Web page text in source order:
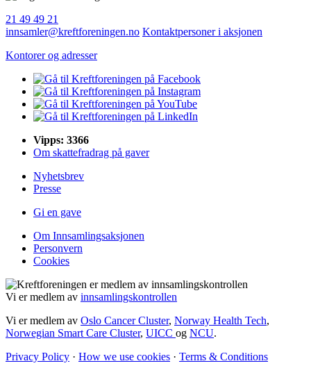
21 49 49 21
innsamler@kreftforeningen.no Kontaktpersoner i aksjonen
Kontorer og adresser
Vipps: 3366
Om skattefradrag på gaver
Nyhetsbrev
Presse
Gi en gave
Om Innsamlingsaksjonen
Personvern
Cookies
Vi er medlem av innsamlingskontrollen
Vi er medlem av Oslo Cancer Cluster, Norway Health Tech,
Norwegian Smart Care Cluster, UICC og NCU.
Privacy Policy · How we use cookies · Terms & Conditions